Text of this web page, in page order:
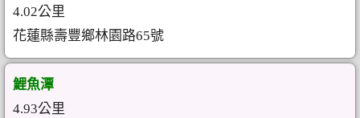
4.02公里
花蓮縣壽豐鄉林園路65號
鯉魚潭
4.93公里